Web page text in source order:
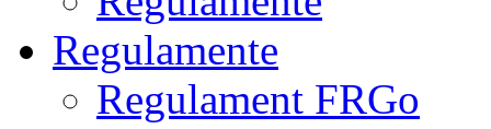
Regulamente
Regulament FRGo